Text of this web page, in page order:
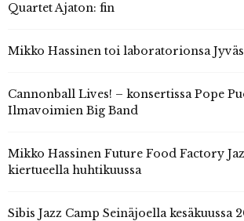
Quartet Ajaton: fin
Mikko Hassinen toi laboratorionsa
Cannonball Lives! – konsertissa Pope
Ilmavoimien Big Band
Mikko Hassinen Future Food Factory
kiertueella huhtikuussa
Sibis Jazz Camp Seinäjoella kesäkuussa